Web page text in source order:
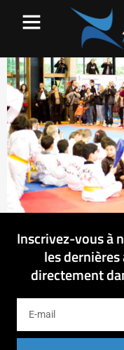
Inscrivez-vous à
les
directement